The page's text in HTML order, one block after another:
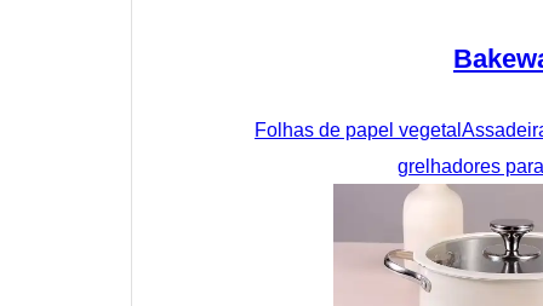
Folhas de papel vegetal
grelhadores